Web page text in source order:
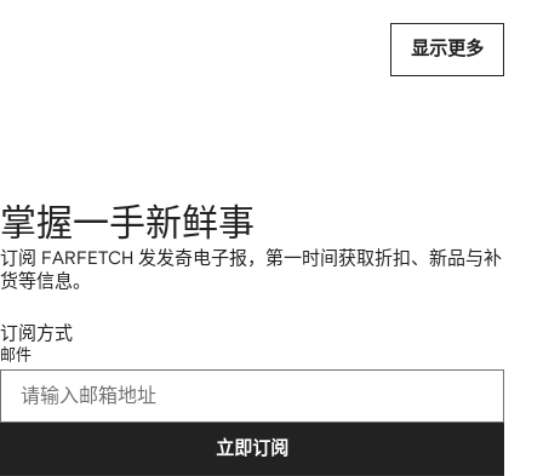
显示更多
掌握一手新鲜事
订阅 FARFETCH 发发奇电子报，第一时间获取折扣、新品与补
货等信息。
订阅方式
邮件
立即订阅